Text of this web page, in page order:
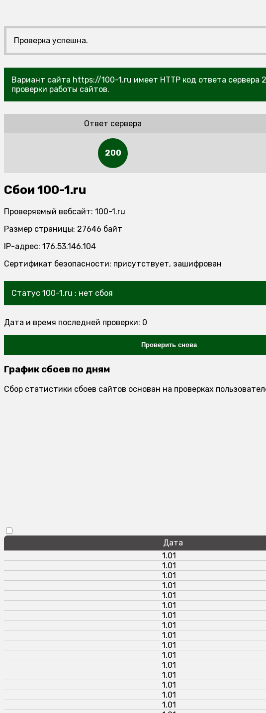
Проверка успешна.
Вариант сайта https://100-1.ru имеет HTTP код ответа сервера
проверки работы сайтов.
Ответ сервера
200
Сбои 100-1.ru
Проверяемый вебсайт: 100-1.ru
Размер страницы: 27646 байт
IP-адрес: 176.53.146.104
Сертификат безопасности: присутствует, зашифрован
Статус 100-1.ru : нет сбоя
Дата и время последней проверки: 0
Проверить снова
График сбоев по дням
Сбор статистики сбоев сайтов основан на проверках
Дата
1.01
1.01
1.01
1.01
1.01
1.01
1.01
1.01
1.01
1.01
1.01
1.01
1.01
1.01
1.01
1.01